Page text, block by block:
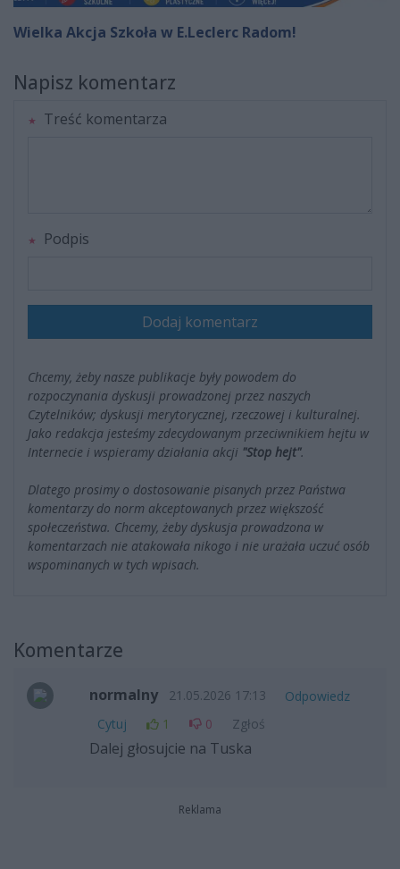
Wielka Akcja Szkoła w E.Leclerc Radom!
Napisz komentarz
Treść komentarza
Podpis
Dodaj komentarz
Chcemy, żeby nasze publikacje były powodem do
rozpoczynania dyskusji prowadzonej przez naszych
Czytelników; dyskusji merytorycznej, rzeczowej i kulturalnej.
Jako redakcja jesteśmy zdecydowanym przeciwnikiem hejtu w
Internecie i wspieramy działania akcji "Stop hejt".
Dlatego prosimy o dostosowanie pisanych przez Państwa
komentarzy do norm akceptowanych przez większość
społeczeństwa. Chcemy, żeby dyskusja prowadzona w
komentarzach nie atakowała nikogo i nie urażała uczuć osób
wspominanych w tych wpisach.
Komentarze
normalny 21.05.2026 17:13
Odpowiedz
Cytuj
1 0 Zgłoś
Dalej głosujcie na Tuska
Reklama